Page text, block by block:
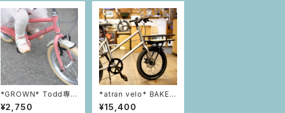
*GROWN* Todd専用
フェンダー
¥2,750
*atran velo* BAKER
Y
¥15,400